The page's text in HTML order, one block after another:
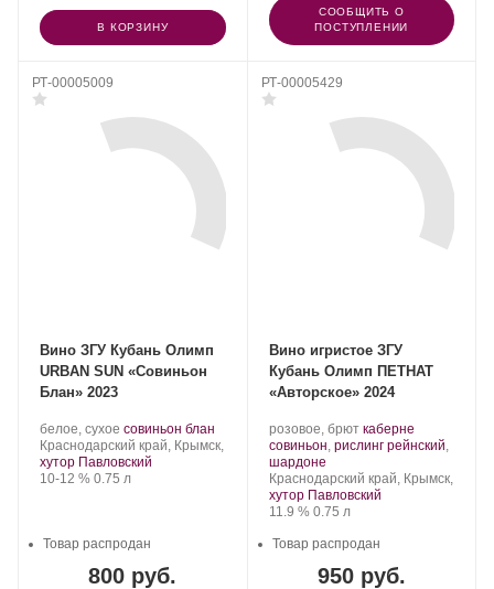
В КОРЗИНУ
СООБЩИТЬ О
ПОСТУПЛЕНИИ
РТ-00005009
Вино ЗГУ Кубань Олимп
URBAN SUN «Совиньон
Блан» 2023
Производитель:
Olymp
Winery.
белое, сухое .
Сорт
винограда:
совиньон блан
Регион:
Краснодарский край, Крымск,
хутор Павловский
Крепость
10-12 %. Объем
0.75 л
800 руб.
Товар распродан
РТ-00005429
Вино игристое ЗГУ
Кубань Олимп ПЕТНАТ
«Авторское» 2024
Производитель:
Olymp
Winery.
розовое, брют .
Сорт
каберне
совиньон, рислинг рейнский,
шардоне.
Регион:
Краснодарский край, Крымск,
хутор Павловский
Крепость
11.9 %. Объем
0.75 л
950 руб.
Товар распродан